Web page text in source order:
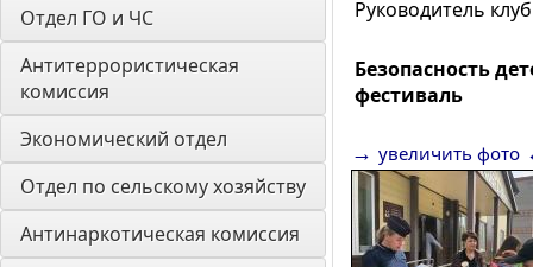
Отдел ГО и ЧС
Антитеррористическая
комиссия
Экономический отдел
Отдел по сельскому хозяйству
Антинаркотическая комиссия
Руководитель
Безопасность
фестиваль
→ увеличить фото